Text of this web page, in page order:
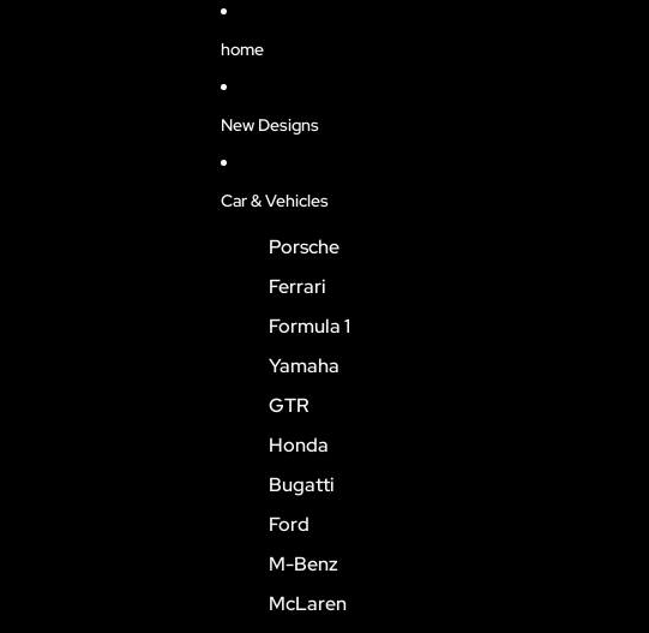
home
New Designs
Car & Vehicles
Porsche
Ferrari
Formula 1
Yamaha
GTR
Honda
Bugatti
Ford
M-Benz
McLaren